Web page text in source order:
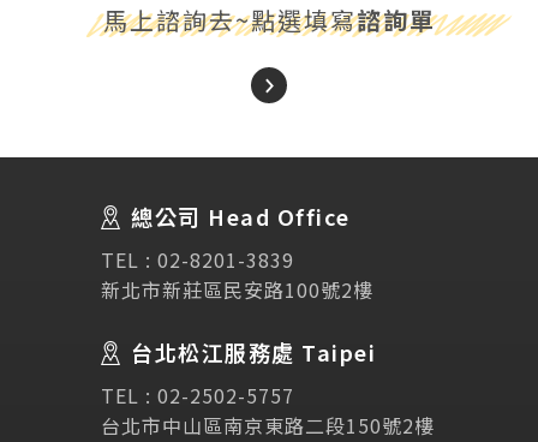
About Us 關於我們
講座活動
Testimonial 學生推薦
Links 相關連結
馬上諮詢去~點選填寫諮詢單
總公司 Head Office
TEL : 02-8201-3839
新北市新莊區民安路100號2樓
台北松江服務處 Taipei
TEL : 02-2502-5757
台北市中山區南京東路二段150號2樓